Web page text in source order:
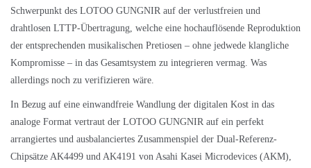
Schwerpunkt des LOTOO GUNGNIR auf der verlustfreien und
drahtlosen LTTP-Übertragung, welche eine hochauflösende Reproduktion
der entsprechenden musikalischen Pretiosen – ohne jedwede klangliche
Kompromisse – in das Gesamtsystem zu integrieren vermag. Was
allerdings noch zu verifizieren wäre.
In Bezug auf eine einwandfreie Wandlung der digitalen Kost in das
analoge Format vertraut der LOTOO GUNGNIR auf ein perfekt
arrangiertes und ausbalanciertes Zusammenspiel der Dual-Referenz-
Chipsätze AK4499 und AK4191 von Asahi Kasei Microdevices (AKM),